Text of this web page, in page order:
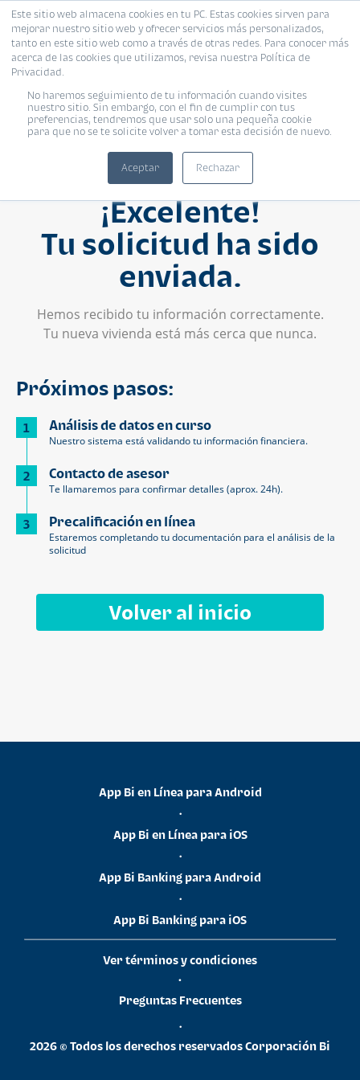
Este sitio web almacena cookies en tu PC. Estas cookies sirven para
mejorar nuestro sitio web y ofrecer servicios más personalizados,
tanto en este sitio web como a través de otras redes. Para conocer más
acerca de las cookies que utilizamos, revisa nuestra Política de
Privacidad.
No haremos seguimiento de tu información cuando visites
nuestro sitio. Sin embargo, con el fin de cumplir con tus
preferencias, tendremos que usar solo una pequeña cookie
para que no se te solicite volver a tomar esta decisión de nuevo.
Aceptar Rechazar
¡Excelente!
Tu solicitud ha sido
enviada.
Hemos recibido tu información correctamente.
Tu nueva vivienda está más cerca que nunca.
Próximos pasos:
1 Análisis de datos en curso
Nuestro sistema está validando tu información financiera.
2 Contacto de asesor
Te llamaremos para confirmar detalles (aprox. 24h).
3 Precalificación en línea
Estaremos completando tu documentación para el análisis de la
solicitud
Volver al inicio
App Bi en Línea para Android
•
App Bi en Línea para iOS
•
App Bi Banking para Android
•
App Bi Banking para iOS
Ver términos y condiciones
•
Preguntas Frecuentes
•
2026 © Todos los derechos reservados Corporación Bi